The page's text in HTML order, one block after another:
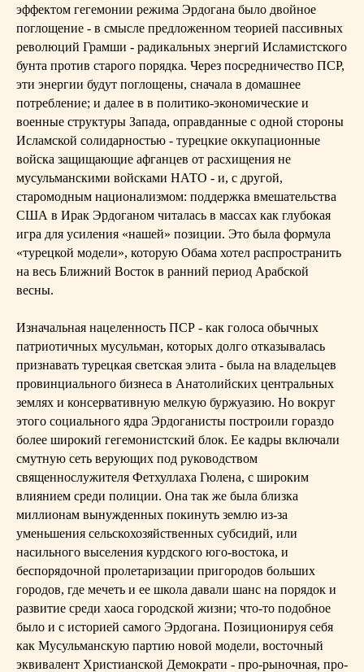
эффектом гегемонии режима Эрдогана было двойное
поглощение - в смысле предложенном теорией пассивных
революций Грамши - радикальных энергий Исламистского
бунта против старого порядка. Через посредничество ПСР,
эти энергии будут поглощены, сначала в домашнее
потребление; и далее в в политико-экономические и
военные структуры Запада, оправданные с одной стороны
Исламской солидарностью - турецкие оккупационные
войска защищающие афганцев от расхищения не
мусульманскими войсками НАТО - и, с другой,
старомодным национализмом: поддержка вмешательства
США в Ирак Эрдоганом читалась в массах как глубокая
игра для усиления «нашей» позиции. Это была формула
«турецкой модели», которую Обама хотел распространить
на весь Ближний Восток в ранний период Арабской
весны.
Изначальная нацеленность ПСР - как голоса обычных
патриотичных мусульман, которых долго отказывалась
признавать турецкая светская элита - была на владельцев
провинциального бизнеса в Анатолийских центральных
землях и консервативную мелкую буржуазию. Но вокруг
этого социального ядра Эрдоганисты построили гораздо
более широкий гегемонистский блок. Ее кадры включали
смутную сеть верующих под руководством
священнослужителя Фетхуллаха Гюлена, с широким
влиянием среди полиции. Она так же была близка
миллионам вынужденных покинуть землю из-за
уменьшения сельскохозяйственных субсидий, или
насильного выселения курдского юго-востока, и
беспорядочной пролетаризации пригородов больших
городов, где мечеть и ее школа давали шанс на порядок и
развитие среди хаоса городской жизни; что-то подобное
было и с историей самого Эрдогана. Позиционируя себя
как Мусульманскую партию новой модели, восточный
эквивалент Христианской Демократи - про-рыночная, про-